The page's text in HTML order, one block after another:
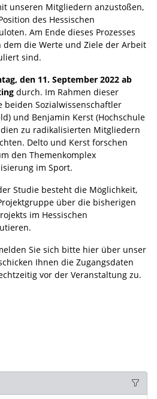
unseren Mitgliedern anzustoßen,
des Hessischen
Am Ende dieses Prozesses
die Werte und Ziele der Arbeit
sind.
den 11. September 2022 ab
durch. Im Rahmen dieser
Sozialwissenschaftler
und Benjamin Kerst (Hochschule
zu radikalisierten Mitgliedern
Delto und Kerst forschen
den Themenkomplex
im Sport.
Studie besteht die Möglichkeit,
über die bisherigen
im Hessischen
Sie sich bitte hier über unser
Ihnen die Zugangsdaten
vor der Veranstaltung zu.